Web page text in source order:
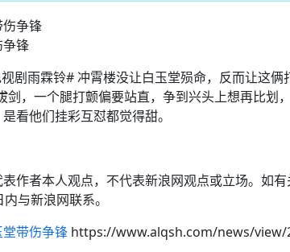
锋
雨霖铃# 冲霄楼没让白玉堂殒命，反而让这俩
剑，一个腿打颤偏要站直，争到兴头上想再比划
看他们挂彩互怼都觉得甜。
作者本人观点，不代表新浪网观点或立场。如
与新浪网联系。
带伤争锋 https://www.alqsh.com/news/view/